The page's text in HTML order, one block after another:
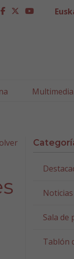
facebook
twitter
Multimedia
Noticias
Sala de
Tablón